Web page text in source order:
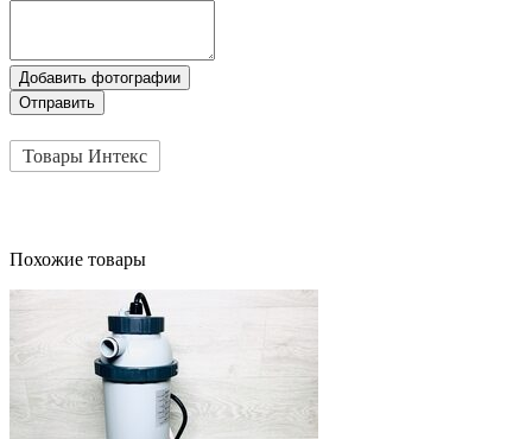
Добавить фотографии
Отправить
Товары Интекс
Похожие товары